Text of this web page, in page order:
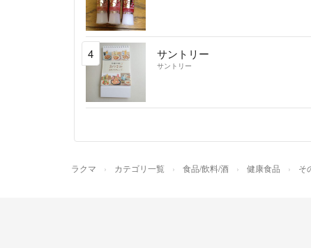
4 サントリー
サントリー
ラクマ カテゴリ一覧 食品/飲料/酒 健康食品 そ